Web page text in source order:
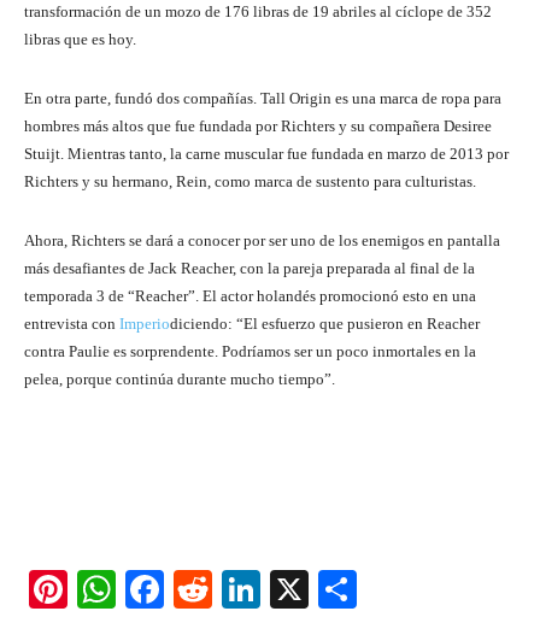
transformación de un mozo de 176 libras de 19 abriles al cíclope de 352
libras que es hoy.
En otra parte, fundó dos compañías. Tall Origin es una marca de ropa para
hombres más altos que fue fundada por Richters y su compañera Desiree
Stuijt. Mientras tanto, la carne muscular fue fundada en marzo de 2013 por
Richters y su hermano, Rein, como marca de sustento para culturistas.
Ahora, Richters se dará a conocer por ser uno de los enemigos en pantalla
más desafiantes de Jack Reacher, con la pareja preparada al final de la
temporada 3 de “Reacher”. El actor holandés promocionó esto en una
entrevista con Imperiodiciendo: “El esfuerzo que pusieron en Reacher
contra Paulie es sorprendente. Podríamos ser un poco inmortales en la
pelea, porque continúa durante mucho tiempo”.
Pi W F
R
Li
X